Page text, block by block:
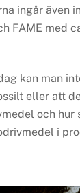
ingår även
FAME med
kan man
eller att
och hur
i